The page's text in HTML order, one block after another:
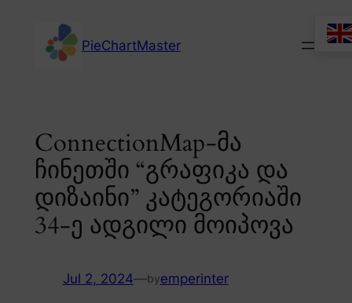
content
PieChartMaster
ConnectionMap-მა
ჩინეთში “გრაფიკა და
დიზაინი” კატეგორიაში
34-ე ადგილი მოიპოვა
Jul 2, 2024—byemperinter